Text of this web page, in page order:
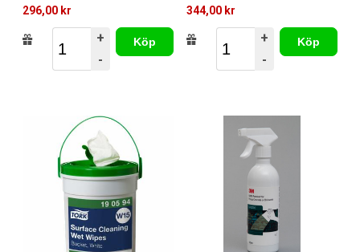
296,00 kr
+
-
Köp
344,00 kr
+
-
Köp